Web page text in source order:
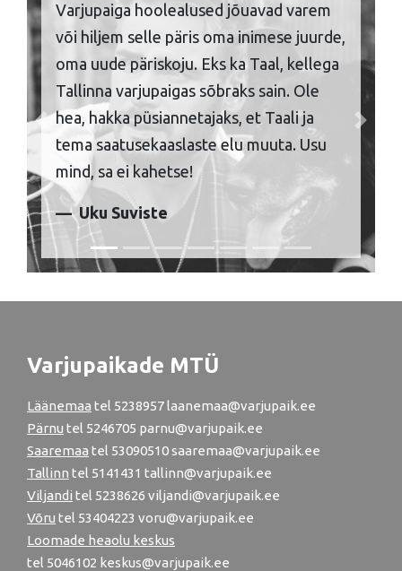
Varjupaiga hoolealused jõuavad varem
või hiljem selle päris oma inimese juurde,
oma uude päriskoju. Eks ka Taal, kellega
Tallinna varjupaigas sõbraks sain. Ole
hea, hakka püsiannetajaks, et Taali ja
tema saatusekaaslaste elu muuta. Usu
mind, sa ei kahetse!
Uku Suviste
Previous Next
Varjupaikade MTÜ
Läänemaa tel 5238957 laanemaa@varjupaik.ee
Pärnu tel 5246705 parnu@varjupaik.ee
Saaremaa tel 53090510 saaremaa@varjupaik.ee
Tallinn tel 5141431 tallinn@varjupaik.ee
Viljandi tel 5238626 viljandi@varjupaik.ee
Võru tel 53404223 voru@varjupaik.ee
Loomade heaolu keskus
tel 5046102 keskus@varjupaik.ee